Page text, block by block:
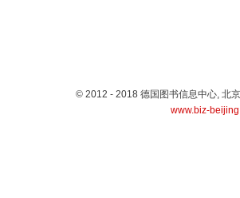
© 2012 - 2018 德国图书信息中心, 北
www.biz-